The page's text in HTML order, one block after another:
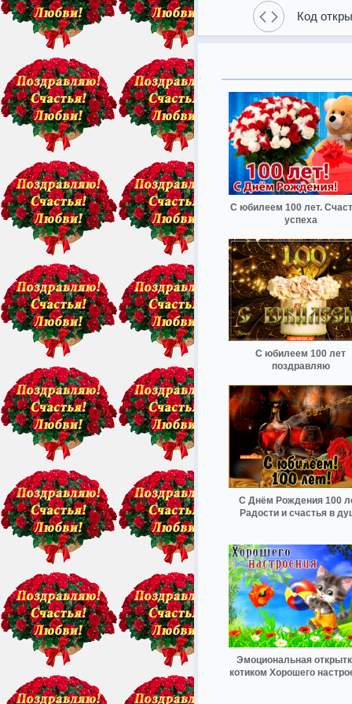
Код
С юбилеем 100 лет.
успеха
С юбилеем 100 лет
поздравляю
С Днём Рождения 100
Радости и счастья в
Эмоциональная
котиком Хорошего